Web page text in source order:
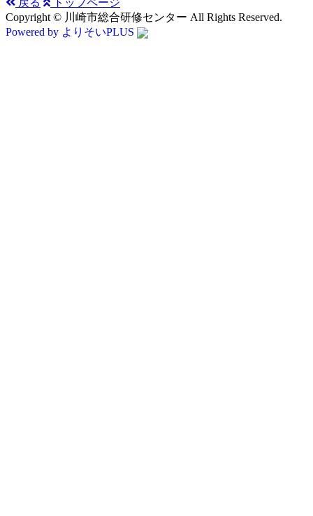
戻る
トップページ
Copyright © 川崎市総合研修センター All Rights Reserved.
Powered by よりそいPLUS